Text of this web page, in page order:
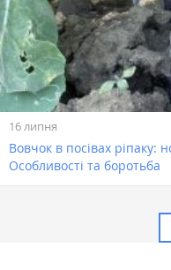
16 липня
Вовчок в посівах ріпаку:
Особливості та боротьба